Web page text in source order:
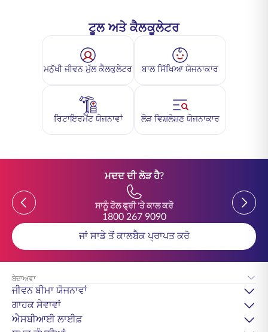
ਟੂਲ ਅਤੇ ਕੈਲਕੂਲੇਟਰ
ਮਨੁੱਖੀ ਜੀਵਨ ਮੁੱਲ ਕੈਲਕੁਲੇਟਰ ਬਾਲ ਸਿੱਖਿਆ ਯੋਜਨਾਕਾਰ
ਰਿਟਾਇਰਮੈਂਟ ਯੋਜਨਾਵਾਂ ਲੋੜ ਵਿਸ਼ਲੇਸ਼ਣ ਯੋਜਨਾਕਾਰ
ਮਦਦ ਦੀ ਲੋੜ ਹੈ?
Previous
ਸਾਨੂੰ ਟੋਲ ਫ੍ਰੀ 'ਤੇ ਕਾਲ ਕਰੋ
1800 267 9090
Previous
ਜਾਂ ਸਾਡੇ ਤੋਂ ਕਾਲਬੈਕ ਪ੍ਰਾਪਤ ਕਰੋ
ਬੇਦਾਅਵਾ
ਜੀਵਨ ਬੀਮਾ ਯੋਜਨਾਵਾਂ
ਗਾਹਕ ਸੇਵਾਵਾਂ
ਐਸਬੀਆਈ ਲਾਈਫ਼